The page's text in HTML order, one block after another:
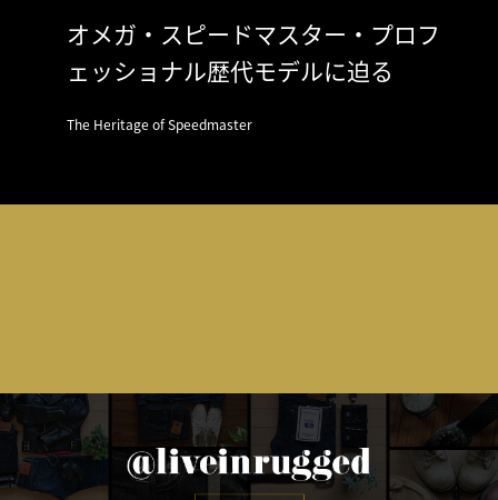
オメガ・スピードマスター・プロフ
ェッショナル歴代モデルに迫る
The Heritage of Speedmaster